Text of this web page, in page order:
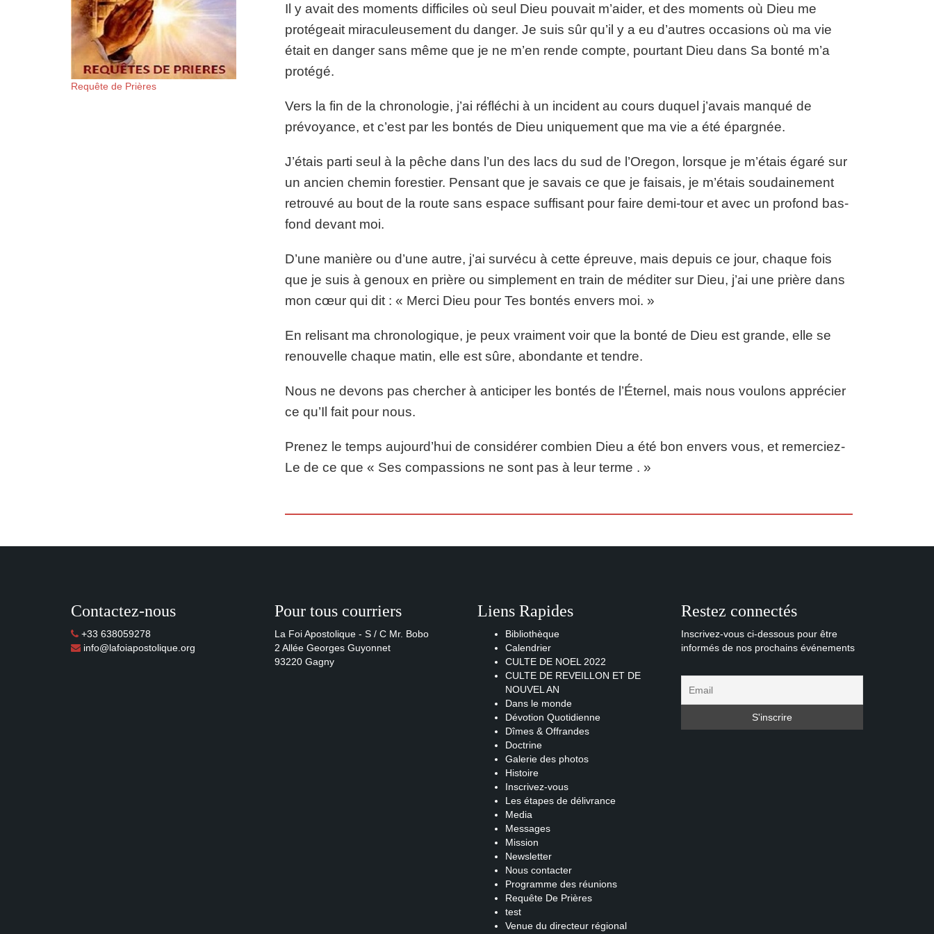
Requête de Prières
Il y avait des moments difficiles où seul Dieu pouvait m’aider, et des moments où Dieu me
protégeait miraculeusement du danger. Je suis sûr qu’il y a eu d’autres occasions où ma vie
était en danger sans même que je ne m’en rende compte, pourtant Dieu dans Sa bonté m’a
protégé.
Vers la fin de la chronologie, j’ai réfléchi à un incident au cours duquel j’avais manqué de
prévoyance, et c’est par les bontés de Dieu uniquement que ma vie a été épargnée.
J’étais parti seul à la pêche dans l’un des lacs du sud de l’Oregon, lorsque je m’étais égaré sur
un ancien chemin forestier. Pensant que je savais ce que je faisais, je m’étais soudainement
retrouvé au bout de la route sans espace suffisant pour faire demi-tour et avec un profond bas-
fond devant moi.
D’une manière ou d’une autre, j’ai survécu à cette épreuve, mais depuis ce jour, chaque fois
que je suis à genoux en prière ou simplement en train de méditer sur Dieu, j’ai une prière dans
mon cœur qui dit : « Merci Dieu pour Tes bontés envers moi. »
En relisant ma chronologique, je peux vraiment voir que la bonté de Dieu est grande, elle se
renouvelle chaque matin, elle est sûre, abondante et tendre.
Nous ne devons pas chercher à anticiper les bontés de l’Éternel, mais nous voulons apprécier
ce qu’Il fait pour nous.
Prenez le temps aujourd’hui de considérer combien Dieu a été bon envers vous, et remerciez-
Le de ce que « Ses compassions ne sont pas à leur terme . »
Contactez-nous
+33 638059278
info@lafoiapostolique.org
Pour tous courriers
La Foi Apostolique - S / C Mr. Bobo
2 Allée Georges Guyonnet
93220 Gagny
Liens Rapides
Bibliothèque
Calendrier
CULTE DE NOEL 2022
CULTE DE REVEILLON ET DE
NOUVEL AN
Dans le monde
Dévotion Quotidienne
Dîmes & Offrandes
Doctrine
Galerie des photos
Histoire
Inscrivez-vous
Les étapes de délivrance
Media
Messages
Mission
Newsletter
Nous contacter
Programme des réunions
Requête De Prières
test
Venue du directeur régional
Restez connectés
Inscrivez-vous ci-dessous pour être
informés de nos prochains événements